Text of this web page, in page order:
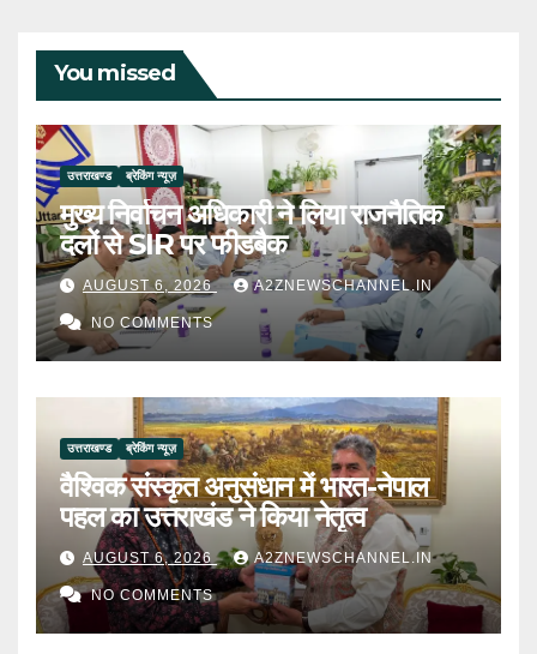
You missed
उत्तराखण्ड ब्रेकिंग न्यूज़
मुख्य निर्वाचन अधिकारी ने लिया राजनैतिक
दलों से SIR पर फीडबैक
AUGUST 6, 2026 A2ZNEWSCHANNEL.IN
NO COMMENTS
उत्तराखण्ड ब्रेकिंग न्यूज़
वैश्विक संस्कृत अनुसंधान में भारत-नेपाल
पहल का उत्तराखंड ने किया नेतृत्व
AUGUST 6, 2026 A2ZNEWSCHANNEL.IN
NO COMMENTS